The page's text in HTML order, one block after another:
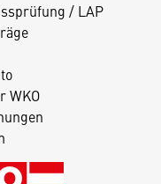
/ LAP
WKO